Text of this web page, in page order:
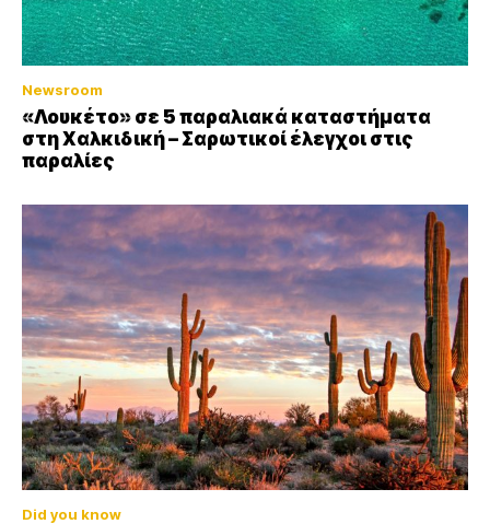
Newsroom
«Λουκέτο» σε 5 παραλιακά καταστήματα
στη Χαλκιδική – Σαρωτικοί έλεγχοι στις
παραλίες
Did you know